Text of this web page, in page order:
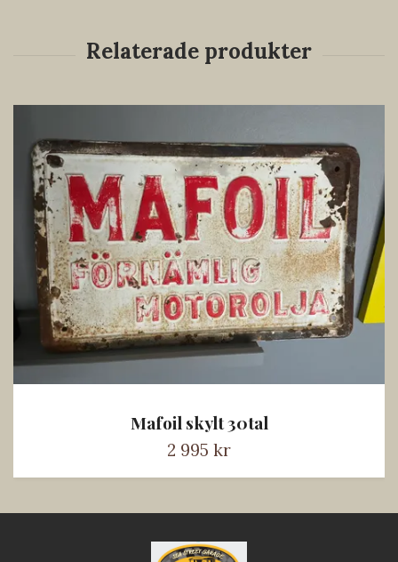
Mafoil skylt 30tal
2 995 kr